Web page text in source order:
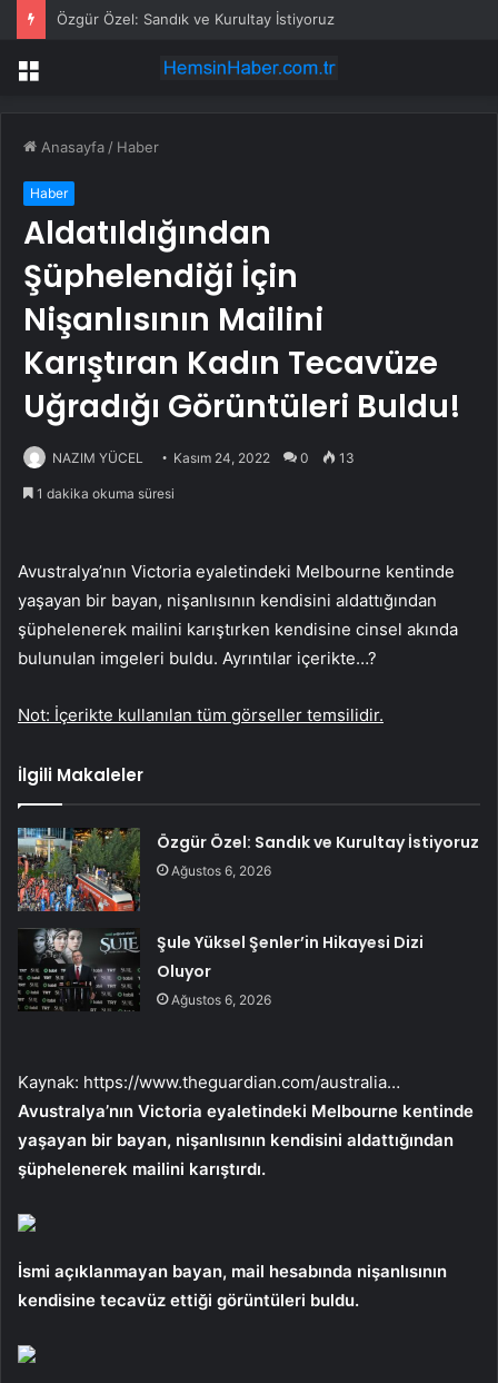
Özgür Özel: Sandık ve Kurultay İstiyoruz
Menü
Anasayfa / Haber
Haber
Aldatıldığından
Şüphelendiği İçin
Nişanlısının Mailini
Karıştıran Kadın Tecavüze
Uğradığı Görüntüleri Buldu!
NAZIM YÜCEL Kasım 24, 2022 0 13
1 dakika okuma süresi
Avustralya’nın Victoria eyaletindeki Melbourne kentinde
yaşayan bir bayan, nişanlısının kendisini aldattığından
şüphelenerek mailini karıştırken kendisine cinsel akında
bulunulan imgeleri buldu. Ayrıntılar içerikte…?
Not: İçerikte kullanılan tüm görseller temsilidir.
İlgili Makaleler
Özgür Özel: Sandık ve Kurultay İstiyoruz
Ağustos 6, 2026
Şule Yüksel Şenler’in Hikayesi Dizi
Oluyor
Ağustos 6, 2026
Kaynak: https://www.theguardian.com/australia…
Avustralya’nın Victoria eyaletindeki Melbourne kentinde
yaşayan bir bayan, nişanlısının kendisini aldattığından
şüphelenerek mailini karıştırdı.
İsmi açıklanmayan bayan, mail hesabında nişanlısının
kendisine tecavüz ettiği görüntüleri buldu.